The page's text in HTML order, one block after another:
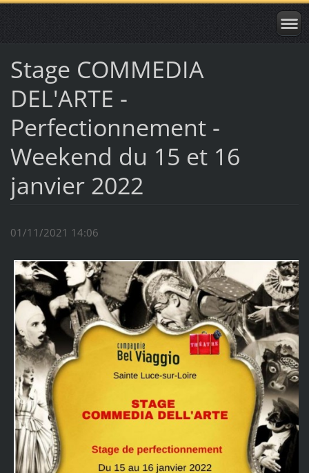
Stage COMMEDIA
DEL'ARTE -
Perfectionnement -
Weekend du 15 et 16
janvier 2022
01/11/2021 14:06